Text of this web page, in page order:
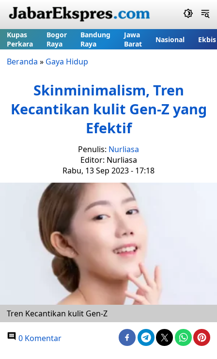
Kupas
Perkara
Bogor
Raya
Bandung
Raya
Jawa
Barat
Nasional Ekbis
Beranda » Gaya Hidup
Skinminimalism, Tren
Kecantikan kulit Gen-Z yang
Efektif
Penulis: Nurliasa
Editor: Nurliasa
Rabu, 13 Sep 2023 - 17:18
Tren Kecantikan kulit Gen-Z
0 Komentar